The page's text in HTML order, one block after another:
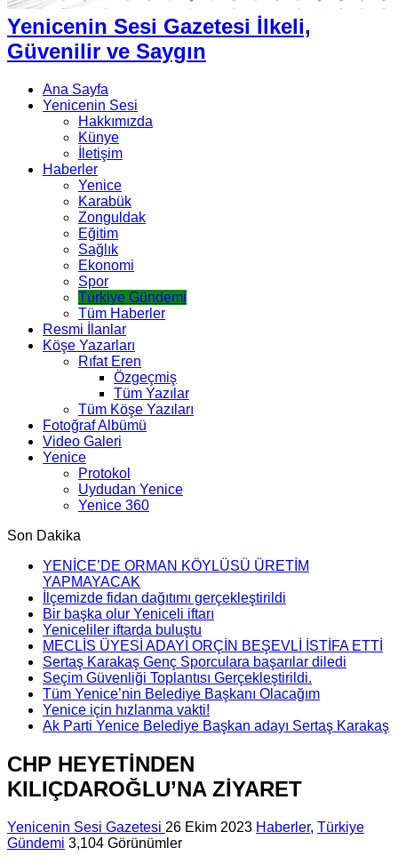
Yenicenin Sesi Gazetesi İlkeli,
Güvenilir ve Saygın
Ana Sayfa
Yenicenin Sesi
Hakkımızda
Künye
İletişim
Haberler
Yenice
Karabük
Zonguldak
Eğitim
Sağlık
Ekonomi
Spor
Türkiye Gündemi
Tüm Haberler
Resmi İlanlar
Köşe Yazarları
Rıfat Eren
Özgeçmiş
Tüm Yazılar
Tüm Köşe Yazıları
Fotoğraf Albümü
Video Galeri
Yenice
Protokol
Uydudan Yenice
Yenice 360
Son Dakika
YENİCE’DE ORMAN KÖYLÜSÜ ÜRETİM
YAPMAYACAK
İlçemizde fidan dağıtımı gerçekleştirildi
Bir başka olur Yeniceli iftarı
Yeniceliler iftarda buluştu
MECLİS ÜYESİ ADAYI ORÇİN BEŞEVLİ İSTİFA ETTİ
Sertaş Karakaş Genç Sporculara başarılar diledi
Seçim Güvenliği Toplantısı Gerçekleştirildi.
Tüm Yenice’nin Belediye Başkanı Olacağım
Yenice için hızlanma vakti!
Ak Parti Yenice Belediye Başkan adayı Sertaş Karakaş
CHP HEYETİNDEN
KILIÇDAROĞLU’NA ZİYARET
Yenicenin Sesi Gazetesi 26 Ekim 2023 Haberler, Türkiye
Gündemi 3,104 Görünümler